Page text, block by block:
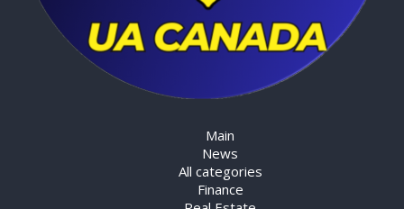
Main
News
All categories
Finance